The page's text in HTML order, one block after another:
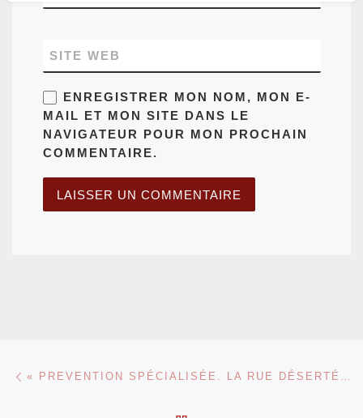
SITE WEB
ENREGISTRER MON NOM, MON E-
MAIL ET MON SITE DANS LE
NAVIGATEUR POUR MON PROCHAIN
COMMENTAIRE.
Parcourir les articles « PREVENTION SPÉCIALISÉE. LA RUE DÉSERTÉE »